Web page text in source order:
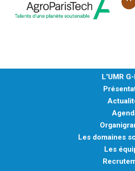
L'UMR
Les domaines
Les